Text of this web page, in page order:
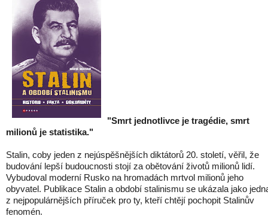
"Smrt jednotlivce je tragédie, smrt
milionů je statistika."
Stalin, coby jeden z nejúspěšnějších diktátorů 20. století, věřil, že
budování lepší budoucnosti stojí za obětování životů milionů lidí.
Vybudoval moderní Rusko na hromadách mrtvol milionů jeho
obyvatel. Publikace Stalin a období stalinismu se ukázala jako
z nejpopulárnějších příruček pro ty, kteří chtějí pochopit Stalinův
fenomén.